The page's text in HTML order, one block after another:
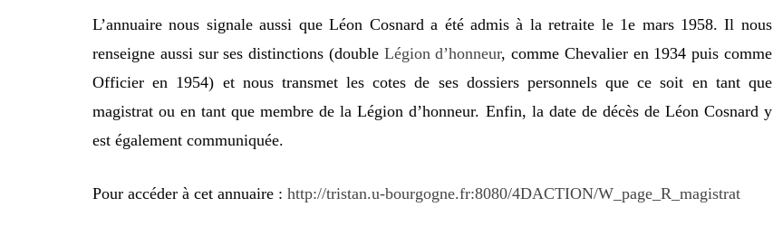
L’annuaire nous signale aussi que Léon Cosnard a été admis à la retraite le 1e mars 1958. Il nous
renseigne aussi sur ses distinctions (double Légion d’honneur, comme Chevalier en 1934 puis comme
Officier en 1954) et nous transmet les cotes de ses dossiers personnels que ce soit en tant que
magistrat ou en tant que membre de la Légion d’honneur. Enfin, la date de décès de Léon Cosnard y
est également communiquée.
Pour accéder à cet annuaire : http://tristan.u-bourgogne.fr:8080/4DACTION/W_page_R_magistrat